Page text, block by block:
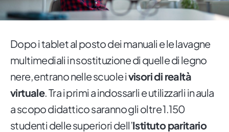
Dopo i tablet al posto dei manuali e le lavagne
multimediali in sostituzione di quelle di legno
nere, entrano nelle scuole ivisori di realtà
virtuale. Tra i primi a indossarli e utilizzarli in aula
a scopo didattico saranno gli oltre 1.150
studenti delle superiori dell’Istituto paritario